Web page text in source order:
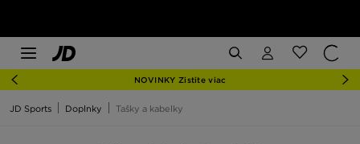
NOVINKY Zistite viac
JD Sports Doplnky Tašky a kabelky